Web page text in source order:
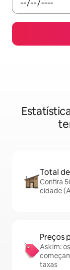
Total
Confira
cidade
Preços
Askim:
taxas